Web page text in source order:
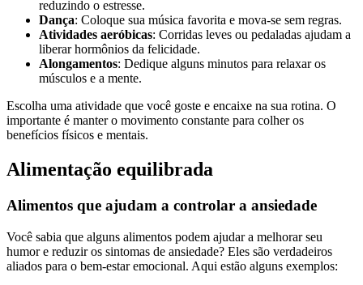
reduzindo o estresse.
Dança: Coloque sua música favorita e mova-se sem regras.
Atividades aeróbicas: Corridas leves ou pedaladas ajudam a
liberar hormônios da felicidade.
Alongamentos: Dedique alguns minutos para relaxar os
músculos e a mente.
Escolha uma atividade que você goste e encaixe na sua rotina. O
importante é manter o movimento constante para colher os
benefícios físicos e mentais.
Alimentação equilibrada
Alimentos que ajudam a controlar a ansiedade
Você sabia que alguns alimentos podem ajudar a melhorar seu
humor e reduzir os sintomas de ansiedade? Eles são verdadeiros
aliados para o bem-estar emocional. Aqui estão alguns exemplos: